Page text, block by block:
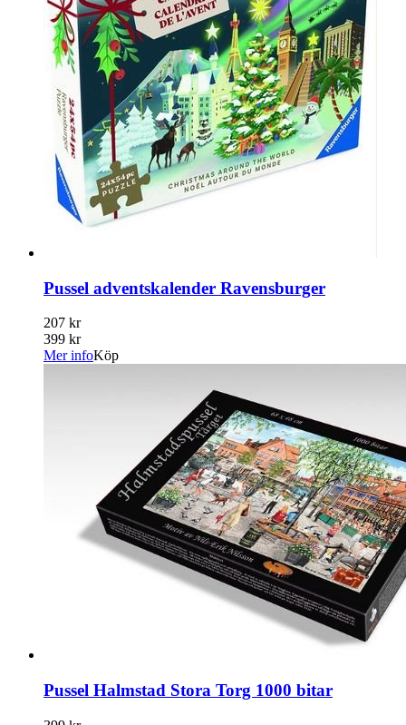
Pussel adventskalender Ravensburger
207 kr
399 kr
Mer infoKöp
Pussel Halmstad Stora Torg 1000 bitar